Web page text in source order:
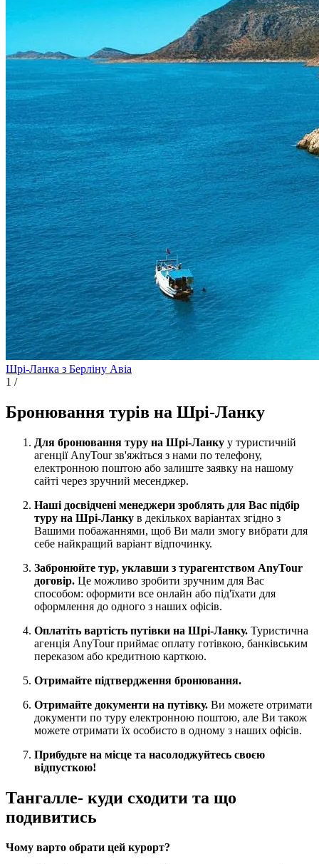
Шрі-Ланка з Берліну Авіа
1 /
Бронювання турів на Шрі-Ланку
Для бронювання туру на Шрі-Ланку у туристичній
агенції AnyTour зв'яжіться з нами по телефону,
електронною поштою або залиште заявку на нашому
сайті через зручний месенджер.
Наші досвідчені менеджери зроблять для Вас підбір
туру на Шрі-Ланку в декількох варіантах згідно з
Вашими побажаннями, щоб Ви мали змогу вибрати для
себе найкращий варіант відпочинку.
Забронюйте тур, уклавши з турагентством AnyTour
договір. Це можливо зробити зручним для Вас
способом: оформити все онлайн або під'їхати для
оформлення до одного з наших офісів.
Оплатіть вартість путівки на Шрі-Ланку. Туристична
агенція AnyTour приймає оплату готівкою, банківським
переказом або кредитною карткою.
Отримайте підтвердження бронювання.
Отримайте документи на путівку. Ви можете отримати
документи по туру електронною поштою, але Ви також
можете отримати їх особисто в одному з наших офісів.
Прибудьте на місце та насолоджуйтесь своєю
відпусткою!
Тангалле- куди сходити та що
подивитись
Чому варто обрати цей курорт?